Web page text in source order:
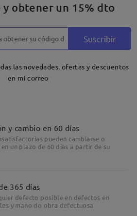
y obtener un 15% dto
Suscribir
las novedades, ofertas y descuentos
en mi correo
y cambio en 60 días
pueden cambiarse o
un plazo de 60 días a partir de su
365 días
defecto posible en defectos en
y mano do obra defectuosa